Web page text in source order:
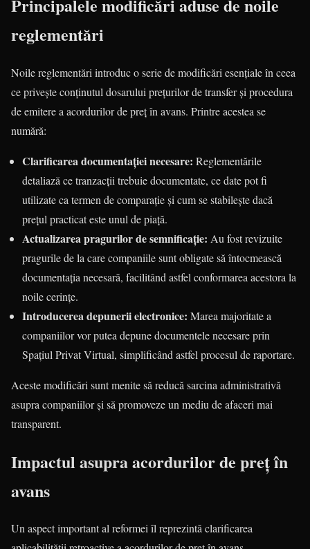
Principalele modificări aduse de noile
reglementări
Noile reglementări introduc o serie de modificări esențiale în ceea
ce privește conținutul dosarului prețurilor de transfer și procedura
de emitere a acordurilor de preț în avans. Printre acestea se
numără:
Clarificarea documentației necesare: Reglementările
detaliază ce tranzacții trebuie documentate, ce date pot fi
utilizate ca termen de comparație și cum se stabilește dacă
prețul practicat este unul de piață.
Actualizarea pragurilor de semnificație: Au fost revizuite
pragurile de la care companiile sunt obligate să întocmească
documentația necesară, facilitând astfel conformarea acestora la
noile cerințe.
Introducerea depunerii electronice: Marea majoritate a
companiilor vor putea depune documentele necesare prin
Spațiul Privat Virtual, simplificând astfel procesul de raportare.
Aceste modificări sunt menite să reducă sarcina administrativă
asupra companiilor și să promoveze un mediu de afaceri mai
transparent.
Impactul asupra acordurilor de preț în
avans
Un aspect important al reformei îl reprezintă clarificarea